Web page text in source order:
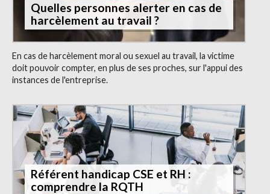
Quelles personnes alerter en cas de
harcèlement au travail ?
En cas de harcèlement moral ou sexuel au travail, la victime
doit pouvoir compter, en plus de ses proches, sur l'appui des
instances de l'entreprise.
Référent handicap CSE et RH :
comprendre la RQTH